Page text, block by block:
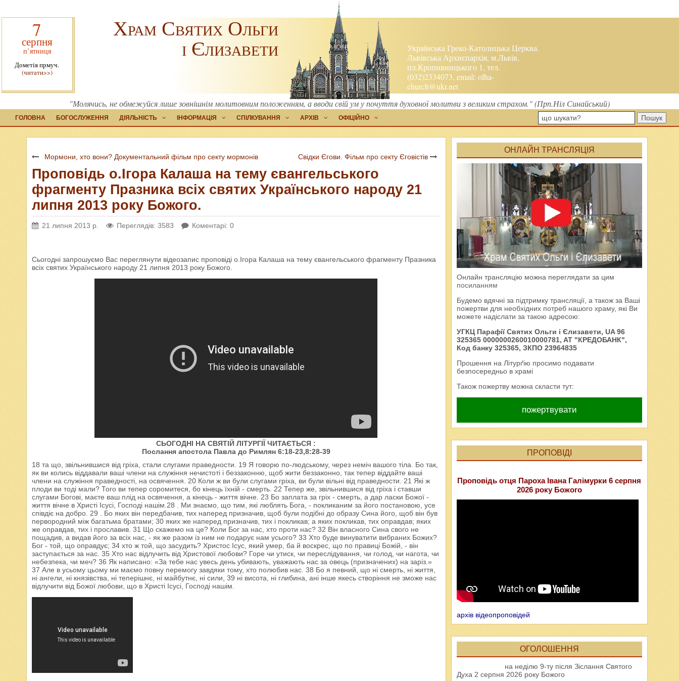
7
серпня
п’ятниця
Дометія прмуч.
(читати>>)
Українська Греко-Католицька Церква.
Львівська Архиєпархія, м.Львів,
пл.Кропивницького 1, тел.
(032)2334073, email:olha-
church@ukr.net
Храм Святих Ольги
і Єлизавети
"Молячись, не обмежуйся лише зовнішнім молитовним положенням, а вводи свій ум у почуття духовної молитви з великим страхом." (Прп.Ніл Синайський)
ГОЛОВНА БОГОСЛУЖЕННЯ ДІЯЛЬНІСТЬ ІНФОРМАЦІЯ СПІЛКУВАННЯ АРХІВ ОФІЦІЙНО Пошук
Мормони, хто вони? Документальний фільм про секту мормонів Свідки Єгови. Фільм про секту Єговістів
Проповідь о.Ігора Калаша на тему євангельського
фрагменту Празника всіх святих Українського народу 21
липня 2013 року Божого.
21 липня 2013 р. Переглядів: 3583 Коментарі: 0
Сьогодні запрошуємо Вас переглянути відеозапис проповіді о.Ігора Калаша на тему євангельського фрагменту Празника
всіх святих Українського народу 21 липня 2013 року Божого.
СЬОГОДНІ НА СВЯТІЙ ЛІТУРГІЇ ЧИТАЄТЬСЯ :
Послання апостола Павла до Римлян 6:18-23,8:28-39
18 та що, звільнившися від гріха, стали слугами праведности. 19 Я говорю по-людському, через неміч вашого тіла. Бо так,
як ви колись віддавали ваші члени на служіння нечистоті і беззаконню, щоб жити беззаконно, так тепер віддайте ваші
члени на служіння праведності, на освячення. 20 Коли ж ви були слугами гріха, ви були вільні від праведности. 21 Які ж
плоди ви тоді мали? Того ви тепер соромитеся, бо кінець їхній - смерть. 22 Тепер же, звільнившися від гріха і ставши
слугами Богові, маєте ваш плід на освячення, а кінець - життя вічне. 23 Бо заплата за гріх - смерть, а дар ласки Божої -
життя вічне в Христі Ісусі, Господі нашім.28 . Ми знаємо, що тим, які люблять Бога, - покликаним за його постановою, усе
співдіє на добро. 29 . Бо яких він передбачив, тих наперед призначив, щоб були подібні до образу Сина його, щоб він був
первородний між багатьма братами; 30 яких же наперед призначив, тих і покликав; а яких покликав, тих оправдав; яких
же оправдав, тих і прославив. 31 Що скажемо на це? Коли Бог за нас, хто проти нас? 32 Він власного Сина свого не
пощадив, а видав його за всіх нас, - як же разом із ним не подарує нам усього? 33 Хто буде винуватити вибраних Божих?
Бог - той, що оправдує; 34 хто ж той, що засудить? Христос Ісус, який умер, ба й воскрес, що по правиці Божій, - він
заступається за нас. 35 Хто нас відлучить від Христової любови? Горе чи утиск, чи переслідування, чи голод, чи нагота, чи
небезпека, чи меч? 36 Як написано: «За тебе нас увесь день убивають, уважають нас за овець (призначених) на заріз.»
37 Але в усьому цьому ми маємо повну перемогу завдяки тому, хто полюбив нас. 38 Бо я певний, що ні смерть, ні життя,
ні ангели, ні князівства, ні теперішнє, ні майбутнє, ні сили, 39 ні висота, ні глибина, ані інше якесь створіння не зможе нас
відлучити від Божої любови, що в Христі Ісусі, Господі нашім.
ОНЛАЙН ТРАНСЛЯЦІЯ
Онлайн трансляцію можна переглядати за цим
посиланням
Будемо вдячні за підтримку трансляції, а також за Ваші
пожертви для необхідних потреб нашого храму, які Ви
можете надіслати за такою адресою:
УГКЦ Парафії Святих Ольги і Єлизавети, UA 96
325365 0000000260010000781, AT "КРЕДОБАНК",
Код банку 325365, ЗКПО 23964835
Прошення на Літурґію просимо подавати
безпосередньо в храмі
Також пожертву можна скласти тут:
пожертвувати
ПРОПОВІДІ
Проповідь отця Пароха Івана Галімурки 6 серпня
2026 року Божого
архів відеопроповідей
ОГОЛОШЕННЯ
на неділю 9-ту після Зіслання Святого
Духа 2 серпня 2026 року Божого